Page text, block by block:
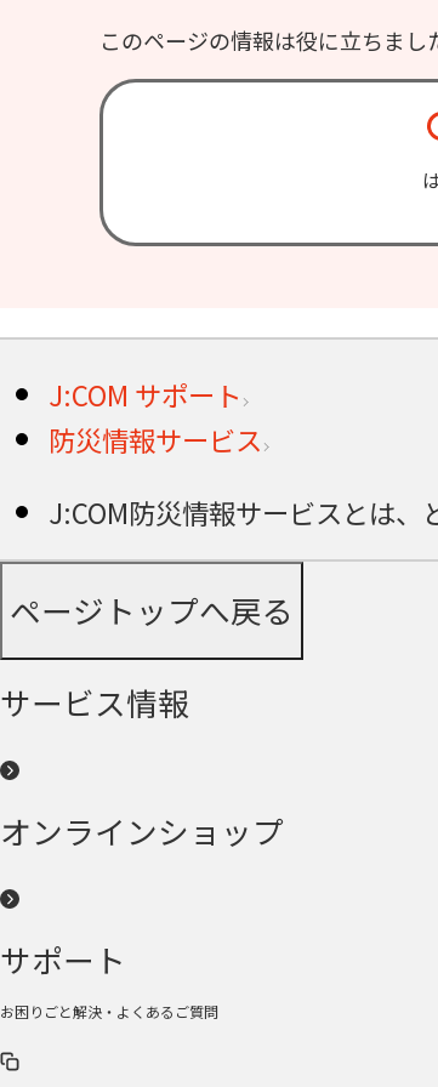
このページの情報は役に立ちまし
J:COM サポート
防災情報サービス
J:COM防災情報サービスとは、
ページトップへ戻る
サービス情報
オンラインショップ
サポート
お困りごと解決・よくあるご質問